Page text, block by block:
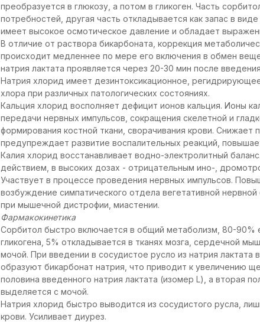
преобразуется в глюкозу, а потом в гликоген. Часть
потребностей, другая часть откладывается как запас в
имеет высокое осмотическое давление и обладает
В отличие от раствора бикарбоната, коррекция
происходит медленнее по мере его включения в обмен
натрия лактата проявляется через 20-30 мин после
Натрия хлорид имеет дезинтоксикационное,
хлора при различных патологических состояниях.
Кальция хлорид восполняет дефицит ионов кальция. Ионы
передачи нервных импульсов, сокращения скелетной и
формирования костной ткани, сворачивания крови. Снижает
предупреждает развитие воспалительных реакций,
Калия хлорид восстанавливает водно-электролитный
действием, в высоких дозах - отрицательным ино-,
Участвует в процессе проведения нервных импульсов.
возбуждение симпатического отдела вегетативной
при мышечной дистрофии, миастении.
Фармакокинетика
Сорбитол быстро включается в общий метаболизм, 80-90%
гликогена, 5% откладывается в тканях мозга, сердечной
мочой. При введении в сосудистое русло из натрия
образуют бикарбонат натрия, что приводит к увеличению
половина введенного натрия лактата (изомер L), а вторая
выделяется с мочой.
Натрия хлорид быстро выводится из сосудистого русла,
крови. Усиливает диурез.